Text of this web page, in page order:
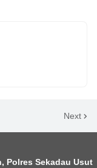
Next
Polres Sekadau Usut